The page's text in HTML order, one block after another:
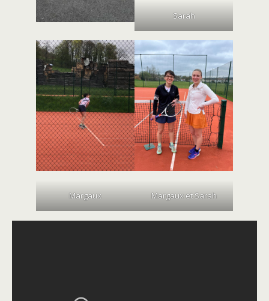
Sarah
Margaux Margaux et Sarah